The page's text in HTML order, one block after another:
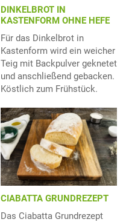
DINKELBROT IN
KASTENFORM OHNE HEFE
Für das Dinkelbrot in
Kastenform wird ein weicher
Teig mit Backpulver geknetet
und anschließend gebacken.
Köstlich zum Frühstück.
CIABATTA GRUNDREZEPT
Das Ciabatta Grundrezept